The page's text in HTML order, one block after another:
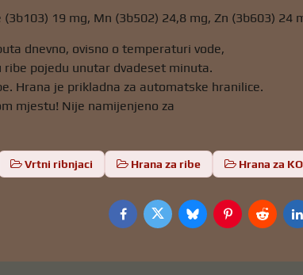
19 mg, Mn (3b502) 24,8 mg, Zn (3b603) 24
dnevno, ovisno o temperaturi vode,
ribe pojedu unutar dvadeset minuta.
Hrana je prikladna za automatske hranilice.
mjestu! Nije namijenjeno za
Vrtni ribnjaci Hrana za ribe Hrana za
FacebookTwitterBlueskyPinterestReddit